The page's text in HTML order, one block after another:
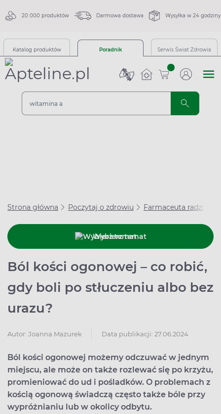
20 000 produktów Darmowa dostawa Wysyłka w 24 godziny
Katalog produktów Poradnik Serwis Świat Zdrowia
sztuk
Strona główna Poczytaj o zdrowiu Farmaceuta radzi
Wybierz temat
Ból kości ogonowej – co robić,
gdy boli po stłuczeniu albo bez
urazu?
Autor: Joanna Mazurek Data publikacji: 27.06.2024
Ból kości ogonowej możemy odczuwać w jednym
miejscu, ale może on także rozlewać się po krzyżu,
promieniować do ud i pośladków. O problemach z
kością ogonową świadczą często także bóle przy
wypróżnianiu lub w okolicy odbytu.